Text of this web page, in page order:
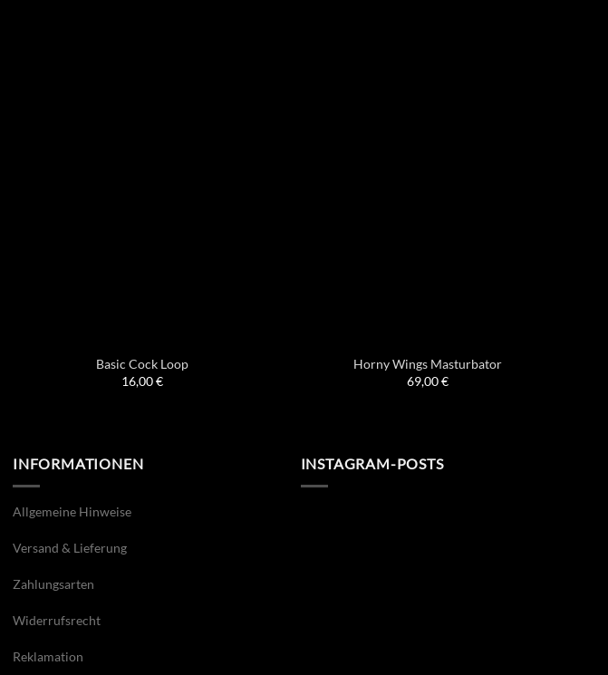
Basic Cock Loop
16,00€
Horny Wings Masturbator
69,00€
INFORMATIONEN
Allgemeine Hinweise
Versand & Lieferung
Zahlungsarten
Widerrufsrecht
Reklamation
INSTAGRAM-POSTS